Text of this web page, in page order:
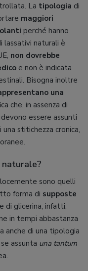
La tipologia di
maggiori
perché hanno
lassativi naturali è
non dovrebbe
e non è indicata
Bisogna inoltre
una
che, in assenza di
essere assunti
stitichezza cronica,
sono quelli
forma di supposte
di glicerina, infatti,
in tempi abbastanza
anche di una tipologia
assunta una tantum